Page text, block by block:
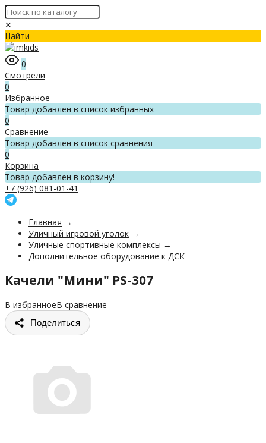
✕
Найти
0
Смотрели
0
Избранное
Товар добавлен в список избранных
0
Сравнение
Товар добавлен в список сравнения
0
Корзина
Товар добавлен в корзину!
+7 (926) 081-01-41
Главная →
Уличный игровой уголок →
Уличные спортивные комплексы →
Дополнительное оборудование к ДСК
Качели "Мини" PS-307
В избранноеВ сравнение
Поделиться